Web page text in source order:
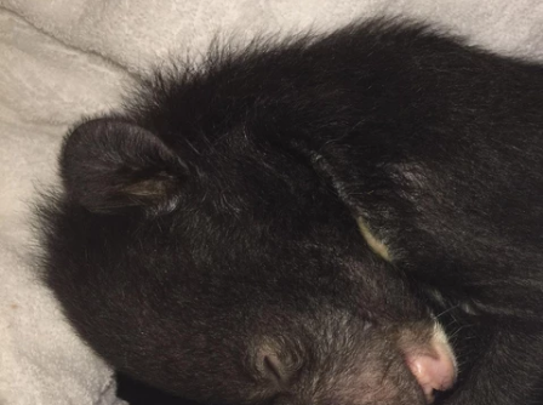
Über uns
Jobs
Presse
FAQs
Newsletter
Kontakt
Spenden
Patenschaft